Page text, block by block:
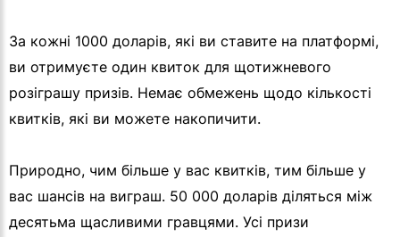
За кожні 1000 доларів, які ви ставите на платформі,
ви отримуєте один квиток для щотижневого
розіграшу призів. Немає обмежень щодо кількості
квитків, які ви можете накопичити.
Природно, чим більше у вас квитків, тим більше у
вас шансів на виграш. 50 000 доларів діляться між
десятьма щасливими гравцями. Усі призи